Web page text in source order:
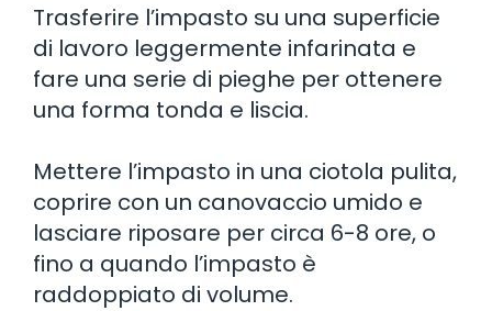
Trasferire l’impasto su una superficie
di lavoro leggermente infarinata e
fare una serie di pieghe per ottenere
una forma tonda e liscia.
Mettere l’impasto in una ciotola pulita,
coprire con un canovaccio umido e
lasciare riposare per circa 6-8 ore, o
fino a quando l’impasto è
raddoppiato di volume.